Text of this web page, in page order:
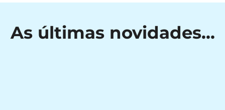
As últimas novidades...